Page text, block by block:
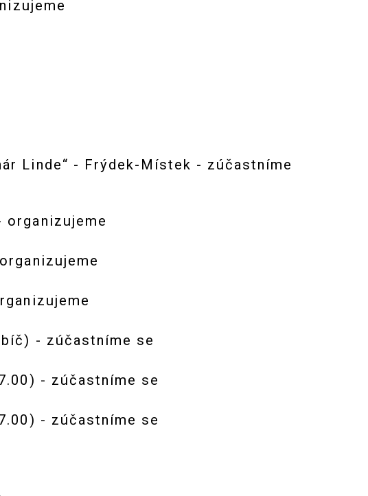
Linde“ - Frýdek-Místek - zúčastníme
organizujeme
- zúčastníme se
- zúčastníme se
- zúčastníme se